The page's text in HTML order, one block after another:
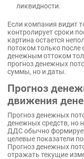
ликвидности.
Если компания видит
контролирует сроки
картина остается
потоком только после
денежным оттоком
прогноз денежных
суммы, но и даты.
Прогноз
движения
Прогноз денежных
денежных средств, но
ДДС обычно
целевые показатели
Прогноз денежных
отражать текущие